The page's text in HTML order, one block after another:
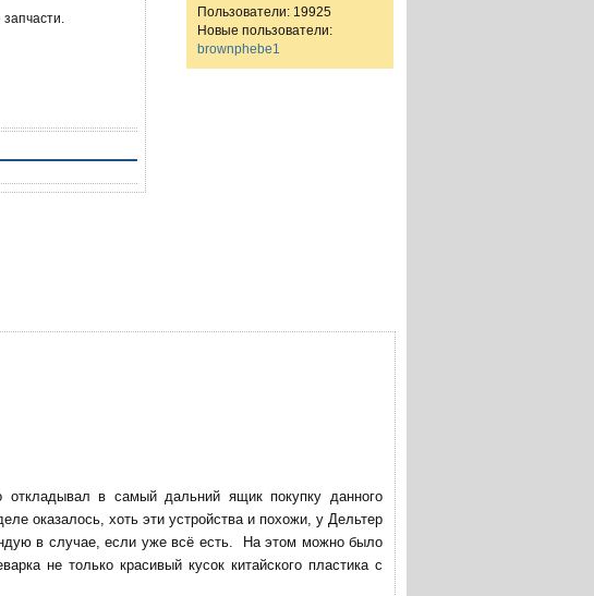
Пользователи: 19925
Новые пользователи:
brownphebe1
в самый дальний ящик покупку данного
оказалось, хоть эти устройства и похожи, у Дельтер
в случае, если уже всё есть. На этом можно было
не только красивый кусок китайского пластика с